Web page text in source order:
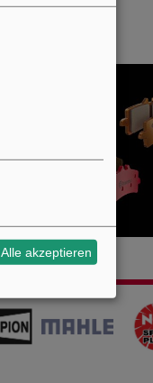
Alle akzeptieren